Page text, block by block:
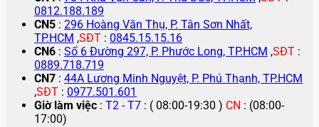
0812.188.189
CN5 : 296 Hoàng Văn Thụ, P. Tân Sơn Nhất,
TP.HCM ,SĐT : 0845.15.15.16
CN6 : Số 6 Đường 297, P. Phước Long, TP.HCM ,SĐT :
0889.718.719
CN7 : 44A Lương Minh Nguyệt, P. Phú Thạnh, TP.HCM
,SĐT : 0977.501.601
Giờ làm việc : T2 - T7 : ( 08:00-19:30 ) CN : (08:00-
17:00)